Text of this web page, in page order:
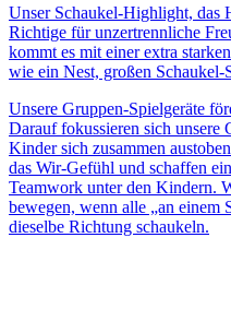
Unser Schaukel-Highlight, das
Richtige für unzertrennliche
kommt es mit einer extra
wie ein Nest, großen Schaukel-
Unsere Gruppen-Spielgeräte
Darauf fokussieren sich unsere
Kinder sich zusammen
das Wir-Gefühl und schaffen
Teamwork unter den Kindern.
bewegen, wenn alle „an einem
dieselbe Richtung schaukeln.